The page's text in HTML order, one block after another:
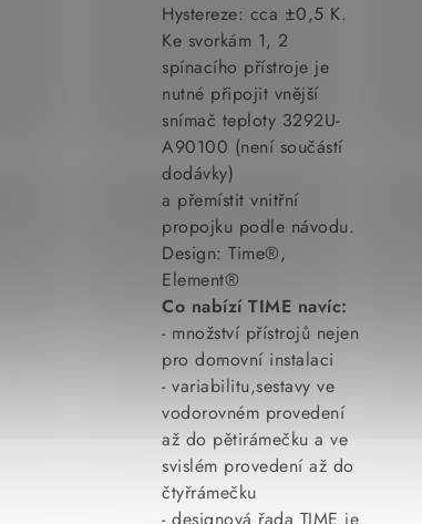
Hystereze: cca ±0,5 K.
Ke svorkám 1, 2
spínacího přístroje je
nutné připojit vnější
snímač teploty 3292U-
A90100 (není součástí
dodávky)
a přemístit vnitřní
propojku podle návodu.
Design: Time®,
Element®
Co nabízí TIME navíc:
- množství přístrojů nejen
pro domovní instalaci
- variabilitu,sestavy ve
vodorovném provedení
až do pětirámečku a ve
svislém provedení až do
čtyřrámečku